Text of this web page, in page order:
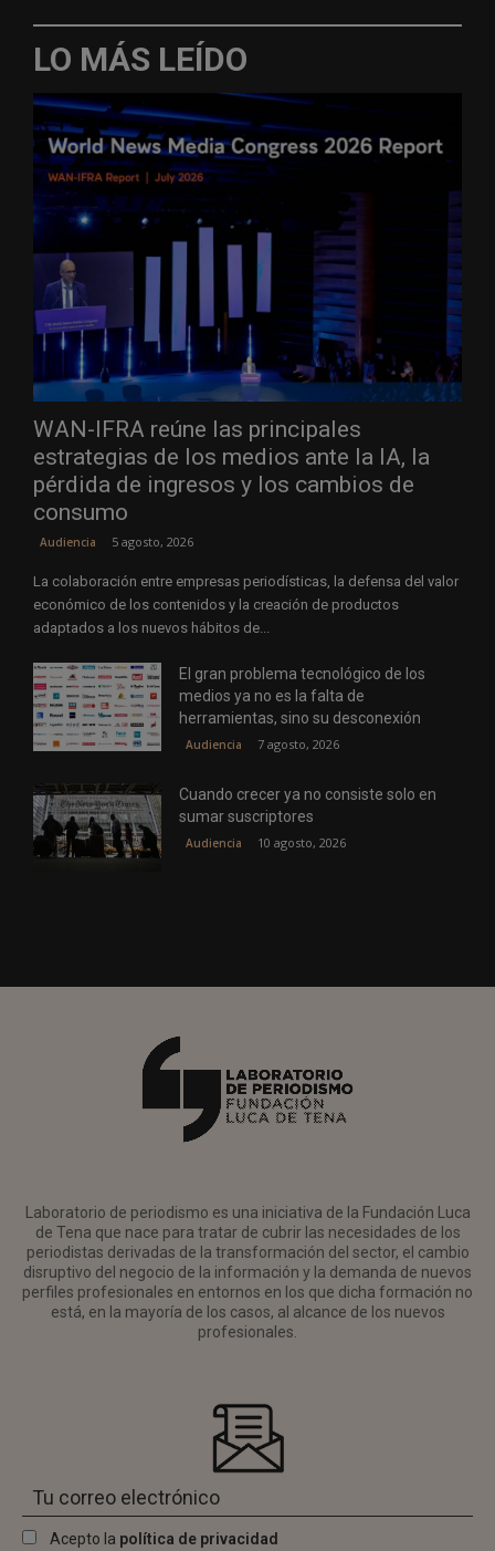
LO MÁS LEÍDO
WAN-IFRA reúne las principales
estrategias de los medios ante la IA, la
pérdida de ingresos y los cambios de
consumo
Audiencia 5 agosto, 2026
La colaboración entre empresas periodísticas, la defensa del valor
económico de los contenidos y la creación de productos
adaptados a los nuevos hábitos de...
El gran problema tecnológico de los
medios ya no es la falta de
herramientas, sino su desconexión
Audiencia 7 agosto, 2026
Cuando crecer ya no consiste solo en
sumar suscriptores
Audiencia 10 agosto, 2026
Laboratorio de periodismo es una iniciativa de la Fundación Luca
de Tena que nace para tratar de cubrir las necesidades de los
periodistas derivadas de la transformación del sector, el cambio
disruptivo del negocio de la información y la demanda de nuevos
perfiles profesionales en entornos en los que dicha formación no
está, en la mayoría de los casos, al alcance de los nuevos
profesionales.
Acepto la política de privacidad